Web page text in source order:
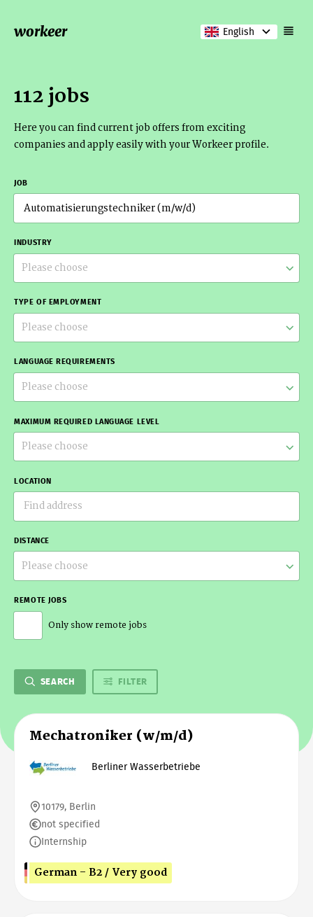
workeer English
112 jobs
Here you can find current job offers from exciting
companies and apply easily with your Workeer profile.
JOB
INDUSTRY
Please choose
TYPE OF EMPLOYMENT
Please choose
LANGUAGE REQUIREMENTS
Please choose
MAXIMUM REQUIRED LANGUAGE LEVEL
Please choose
LOCATION
DISTANCE
Please choose
REMOTE JOBS
Only show remote jobs
SEARCH FILTER
Mechatroniker (w/m/d)
Berliner Wasserbetriebe
10179, Berlin
not specified
Internship
German - B2 / Very good